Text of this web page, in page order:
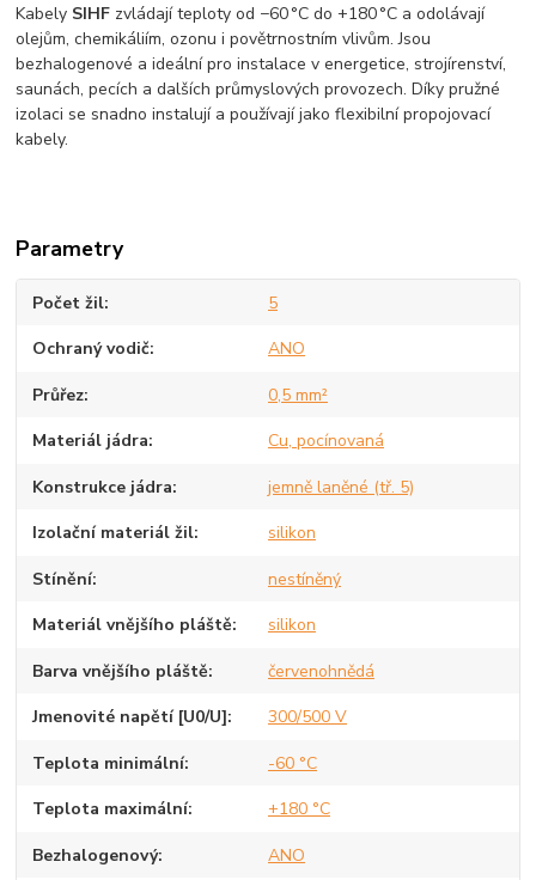
Kabely SIHF zvládají teploty od −60 °C do +180 °C a odolávají
olejům, chemikáliím, ozonu i povětrnostním vlivům. Jsou
bezhalogenové a ideální pro instalace v energetice, strojírenství,
saunách, pecích a dalších průmyslových provozech. Díky pružné
izolaci se snadno instalují a používají jako flexibilní propojovací
kabely.
Parametry
Počet žil 5
Ochraný vodič ANO
Průřez 0,5 mm²
Materiál jádra Cu, pocínovaná
Konstrukce jádra jemně laněné (tř. 5)
Izolační materiál žil silikon
Stínění nestíněný
Materiál vnějšího pláště silikon
Barva vnějšího pláště červenohnědá
Jmenovité napětí [U0/U] 300/500 V
Teplota minimální -60 °C
Teplota maximální +180 °C
Bezhalogenový ANO